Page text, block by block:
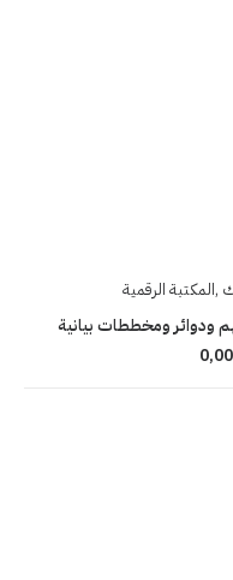
,المكتبة الرقمية
ودوائر ومخططات بيانية
0,00